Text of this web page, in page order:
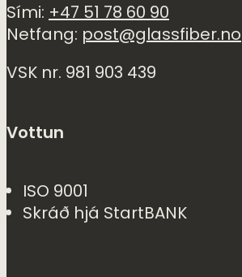
Sími:+47 51 78 60 90
Netfang: post@glassfiber.no
VSK nr. 981 903 439
Vottun
ISO 9001
Skráð hjá StartBANK